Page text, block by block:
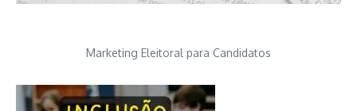
Marketing Eleitoral para Candidatos